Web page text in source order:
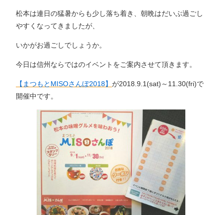
松本は連日の猛暑からも少し落ち着き、朝晩はだいぶ過ごし
やすくなってきましたが、
いかがお過ごしでしょうか。
今日は信州ならではのイベントをご案内させて頂きます。
【まつもとMISOさんぽ2018】 が2018.9.1(sat)～11.30(fri)で
開催中です。